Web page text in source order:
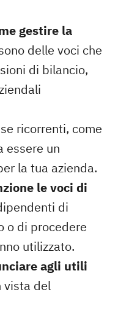
gestire la
delle voci che
di bilancio,
ricorrenti, come
essere un
la tua azienda.
le voci di
di
o di procedere
utilizzato.
agli utili
vista del